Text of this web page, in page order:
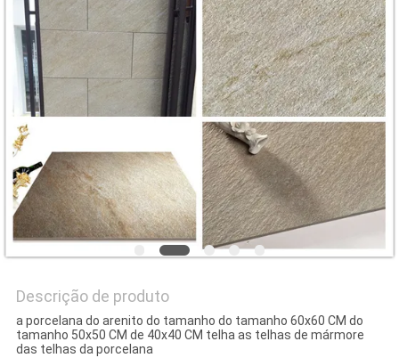
POLÍTICA
DE
PRIVACIDADE
Descrição de produto
a porcelana do arenito do tamanho do tamanho 60x60 CM do
tamanho 50x50 CM de 40x40 CM telha as telhas de mármore
das telhas da porcelana